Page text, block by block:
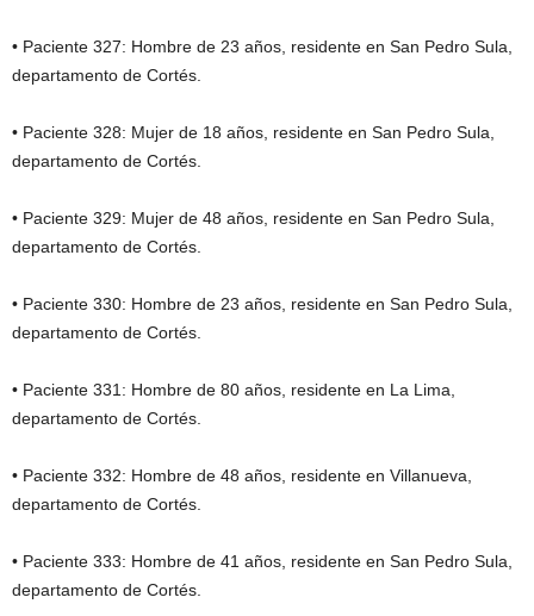
• Paciente 327: Hombre de 23 años, residente en San Pedro Sula,
departamento de Cortés.
• Paciente 328: Mujer de 18 años, residente en San Pedro Sula,
departamento de Cortés.
• Paciente 329: Mujer de 48 años, residente en San Pedro Sula,
departamento de Cortés.
• Paciente 330: Hombre de 23 años, residente en San Pedro Sula,
departamento de Cortés.
• Paciente 331: Hombre de 80 años, residente en La Lima,
departamento de Cortés.
• Paciente 332: Hombre de 48 años, residente en Villanueva,
departamento de Cortés.
• Paciente 333: Hombre de 41 años, residente en San Pedro Sula,
departamento de Cortés.